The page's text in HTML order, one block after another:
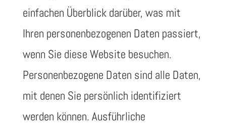
einfachen Überblick darüber, was mit
Ihren personenbezogenen Daten passiert,
wenn Sie diese Website besuchen.
Personenbezogene Daten sind alle Daten,
mit denen Sie persönlich identifiziert
werden können. Ausführliche